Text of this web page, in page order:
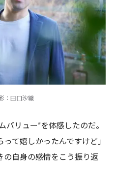
：田口沙織
バリュー”を体感したのだ。
って嬉しかったんですけど」
の自身の感情をこう振り返